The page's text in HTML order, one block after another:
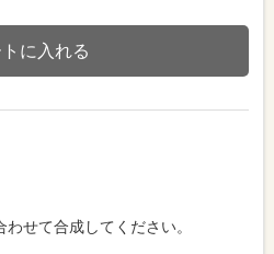
に入れる
せて合成してください。